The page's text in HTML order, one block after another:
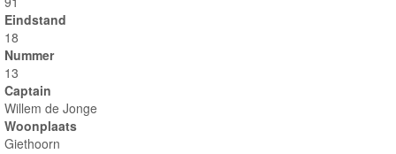
Eindstand
18
Nummer
13
Captain
Willem de Jonge
Woonplaats
Giethoorn